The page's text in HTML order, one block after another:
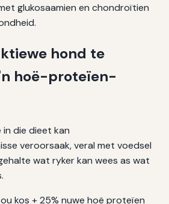
glukosaamien en chondroïtien
hond te
hoë-proteïen-
in die dieet kan
veroorsaak, veral met voedsel
wat ryker kan wees as wat
kos + 25% nuwe hoë proteïen